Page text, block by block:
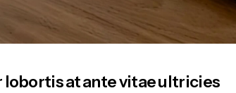
at ante vitae ultricies